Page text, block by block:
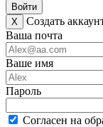
Войти
X
Создать
Ваша почта
Ваше имя
Пароль
Согласен на